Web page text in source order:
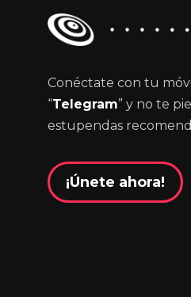
Conéctate con tu
“Telegram” y no te
estupendas
¡Únete ahora!